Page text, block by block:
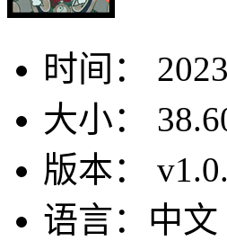
时间：
大小：
版本：
语言： 中文